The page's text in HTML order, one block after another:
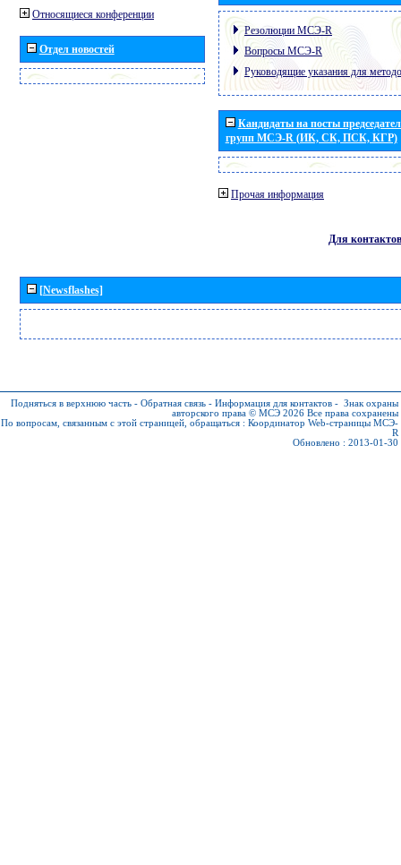
Относящиеся конференции
Отдел новостей
Резолюции МСЭ-R
Вопросы МСЭ-R
Руководящие указания для
Кандидаты на посты
групп МСЭ-R (ИК, СК, ПСК, КГР)
Прочая информация
Для контактов
[Newsflashes]
Подняться в верхнюю часть - Обратная связь - Информация для контактов - Знак охраны
авторского права © МСЭ 2026 Все права сохранены
По вопросам, связанным с этой страницей, обращаться : Координатор Web-страницы МСЭ-
R
Обновлено : 2013-01-30